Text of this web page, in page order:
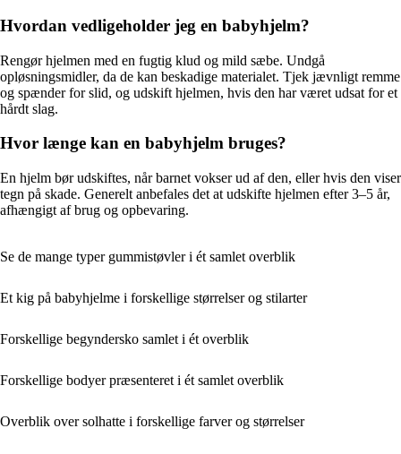
Hvordan vedligeholder jeg en babyhjelm?
Rengør hjelmen med en fugtig klud og mild sæbe. Undgå
opløsningsmidler, da de kan beskadige materialet. Tjek jævnligt remme
og spænder for slid, og udskift hjelmen, hvis den har været udsat for et
hårdt slag.
Hvor længe kan en babyhjelm bruges?
En hjelm bør udskiftes, når barnet vokser ud af den, eller hvis den viser
tegn på skade. Generelt anbefales det at udskifte hjelmen efter 3–5 år,
afhængigt af brug og opbevaring.
Se de mange typer gummistøvler i ét samlet overblik
Et kig på babyhjelme i forskellige størrelser og stilarter
Forskellige begyndersko samlet i ét overblik
Forskellige bodyer præsenteret i ét samlet overblik
Overblik over solhatte i forskellige farver og størrelser